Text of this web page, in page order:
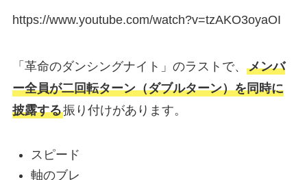
https://www.youtube.com/watch?v=tzAKO3oyaOI
「革命のダンシングナイト」のラストで、 メンバ
ー全員が二回転ターン（ダブルターン）を同時に
披露する振り付けがあります。
スピード
軸のブレ